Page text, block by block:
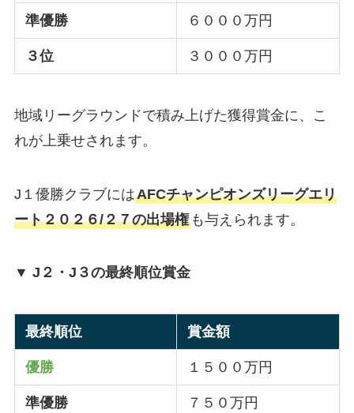
準優勝 ６０００万円
３位 ３０００万円
地域リーグラウンドで積み上げた獲得賞金に、こ
れが上乗せされます。
J１優勝クラブにはAFCチャンピオンズリーグエリ
ート２０２６/２７の出場権も与えられます。
▼ J２・J３の最終順位賞金
最終順位 賞金額
優勝 １５００万円
準優勝 ７５０万円